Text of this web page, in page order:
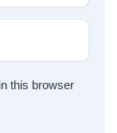
this browser